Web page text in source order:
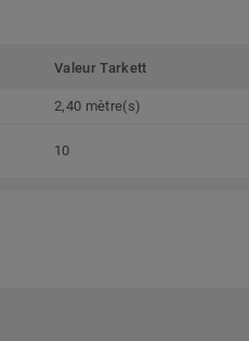
Valeur Tarkett
2,40 mètre(s)
10